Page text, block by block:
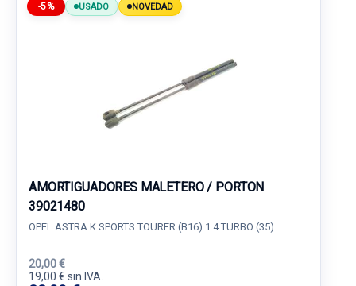
-5% USADO NOVEDAD
AMORTIGUADORES MALETERO / PORTON
39021480
OPEL ASTRA K SPORTS TOURER (B16) 1.4 TURBO (35)
20,00 €
19,00 € sin IVA.